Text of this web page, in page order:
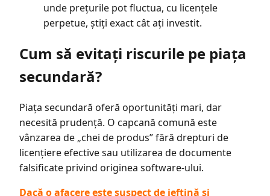
unde prețurile pot fluctua, cu licențele
perpetue, știți exact cât ați investit.
Cum să evitați riscurile pe piața
secundară?
Piața secundară oferă oportunități mari, dar
necesită prudență. O capcană comună este
vânzarea de „chei de produs” fără drepturi de
licențiere efective sau utilizarea de documente
falsificate privind originea software-ului.
Dacă o afacere este suspect de ieftină și